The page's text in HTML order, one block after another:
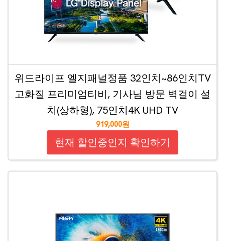
위드라이프 엘지패널정품 32인치~86인치TV
고화질 프리미엄티비, 기사님 방문 벽걸이 설
치(상하형), 75인치4K UHD TV
919,000원
현재 할인중인지 확인하기